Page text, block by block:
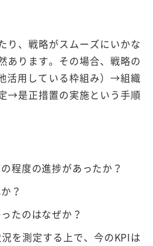
り、戦略がスムーズにいかな
あります。その場合、戦略の
活用している枠組み）→組織
→是正措置の実施という手順
程度の進捗があったか？
？
たのはなぜか？
を測定する上で、今のKPIは